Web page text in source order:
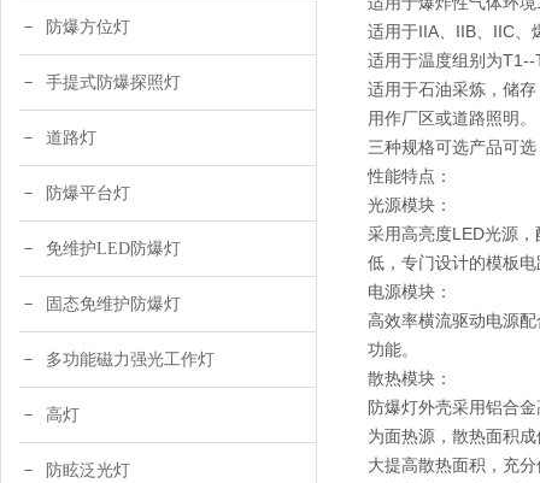
防爆方位灯
手提式防爆探照灯
道路灯
防爆平台灯
免维护LED防爆灯
固态免维护防爆灯
多功能磁力强光工作灯
高灯
防眩泛光灯
适用于IIA、IIB、IIC、
适用于温度组别为T1--
适用于石油采炼，储
用作厂区或道路照明。
三种规格可选产品可
性能特点：
光源模块：
采用高亮度LED光源
低，专门设计的模板
电源模块：
高效率横流驱动电源
功能。
散热模块：
防爆灯外壳采用铝合
为面热源，散热面积
大提高散热面积，充